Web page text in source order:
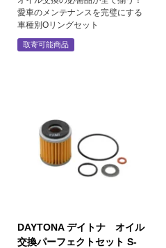
愛車のメンテナンスを完璧にする
車種別Oリングセット
取寄可能商品
DAYTONA デイトナ オイル
交換パーフェクトセット S-